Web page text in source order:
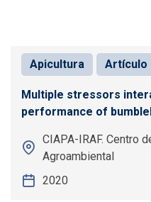
Apicultura Artículo
Multiple stressors
performance of
CIAPA-IRAF. Centro
Agroambiental
2020